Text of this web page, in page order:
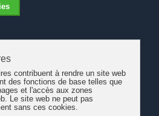
une bourse d'étude destinées aux
dans le domaine «Public
publiques et groupes d’influence).
des intérêts de manière
disposer de connaissances
et des processus politiques. Le
(CAS) Public Affairs & Lobbying
aux personnes actives dans les